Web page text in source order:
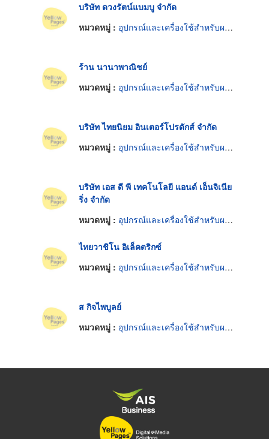
บริษัท ดวงรัตน์แบมบู จำกัด
หมวดหมู่ : อุปกรณ์และเครื่องใช้สำหรับผลิตภัณฑ์อาหาร
ร้าน นานาพาณิชย์
หมวดหมู่ : อุปกรณ์และเครื่องใช้สำหรับผลิตภัณฑ์อาหาร
บริษัท ไทยนิยม อินเตอร์โปรดักส์ จำกัด
หมวดหมู่ : อุปกรณ์และเครื่องใช้สำหรับผลิตภัณฑ์อาหาร
บริษัท เอส ดี พี เทคโนโลยี แอนด์ เอ็นจิเนีย
ริ่ง จำกัด
หมวดหมู่ : อุปกรณ์และเครื่องใช้สำหรับผลิตภัณฑ์อาหาร
ไทยวาชิโน อิเล็คตริกซ์
หมวดหมู่ : อุปกรณ์และเครื่องใช้สำหรับผลิตภัณฑ์อาหาร
ส กิจไพบูลย์
หมวดหมู่ : อุปกรณ์และเครื่องใช้สำหรับผลิตภัณฑ์อาหาร